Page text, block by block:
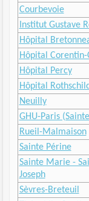
Courbevoie
Institut Gustave
Hôpital
Hôpital Corentin-
Hôpital Percy
Hôpital Rothschild
Neuilly
GHU-Paris
Rueil-Malmaison
Sainte Périne
Sainte Marie -
Joseph
Sèvres-Breteuil